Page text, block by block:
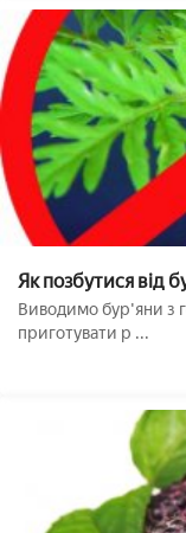
Як позбутися від
допомогою оцту
Виводимо бур'яни з
приготувати р ...